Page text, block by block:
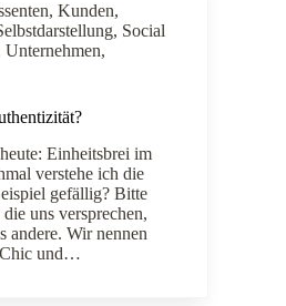
,Kunden,
, Social
Unternehmen,
Einheitsbrei im
verstehe ich die
gefällig? Bitte
uns versprechen,
andere. Wir nennen
Chic und…